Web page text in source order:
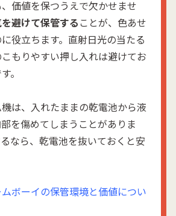
価値を保つうえで欠かせませ
避けて保管する ことが、色あせ
役立ちます。直射日光の当たる
もりやすい押し入れは避けてお
。
は、入れたままの乾電池から液
を傷めてしまうことがありま
なら、乾電池を抜いておくと安
ムボーイの保管環境と価値につい